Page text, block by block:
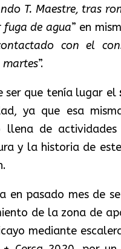
T. Maestre, tras
de agua” en
con el
martes”.
ser que tenía lugar el
ya que esa
llena de
y la historia de
en pasado mes de
de la zona de
mediante